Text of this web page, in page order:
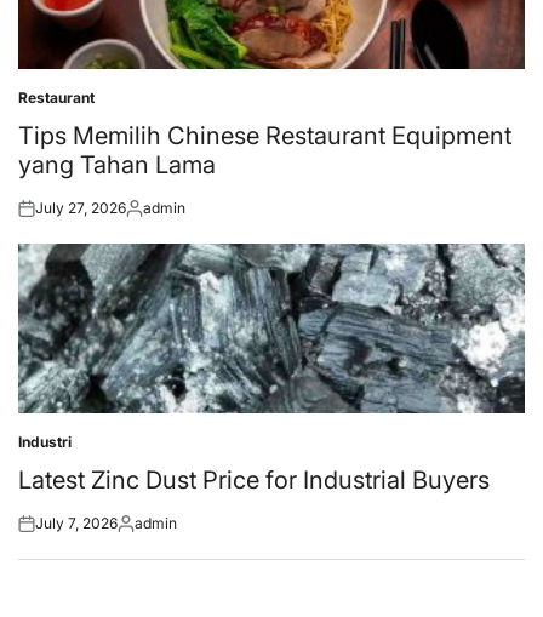
Posted
in
Restaurant
Tips Memilih Chinese Restaurant Equipment
yang Tahan Lama
Posted
July 27, 2026Posted
admin
Posted
in
Industri
Latest Zinc Dust Price for Industrial Buyers
Posted
July 7, 2026Posted
admin